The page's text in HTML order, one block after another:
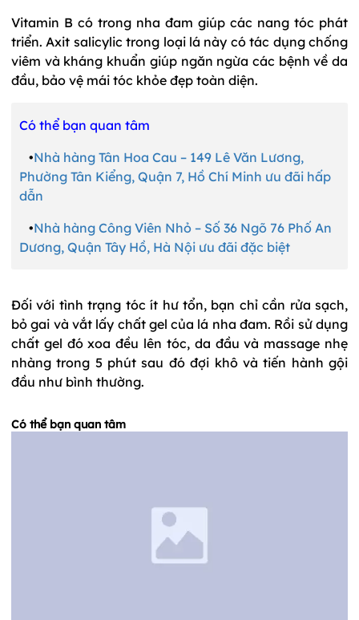
Vitamin B có trong nha đam giúp các nang tóc phát
triển. Axit salicylic trong loại lá này có tác dụng chống
viêm và kháng khuẩn giúp ngăn ngừa các bệnh về da
đầu, bảo vệ mái tóc khỏe đẹp toàn diện.
Có thể bạn quan tâm
•Nhà hàng Tân Hoa Cau – 149 Lê Văn Lương,
Phường Tân Kiểng, Quận 7, Hồ Chí Minh ưu đãi hấp
dẫn
•Nhà hàng Công Viên Nhỏ – Số 36 Ngõ 76 Phố An
Dương, Quận Tây Hồ, Hà Nội ưu đãi đặc biệt
Đối với tình trạng tóc ít hư tổn, bạn chỉ cần rửa sạch,
bỏ gai và vắt lấy chất gel của lá nha đam. Rồi sử dụng
chất gel đó xoa đều lên tóc, da đầu và massage nhẹ
nhàng trong 5 phút sau đó đợi khô và tiến hành gội
đầu như bình thường.
Có thể bạn quan tâm